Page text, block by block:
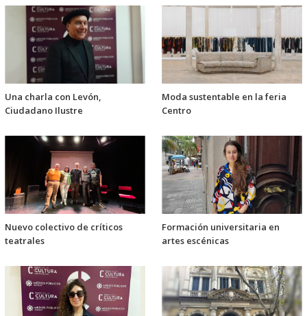
Una charla con Levón,
Ciudadano Ilustre
Moda sustentable en la feria
Centro
Nuevo colectivo de críticos
teatrales
Formación universitaria en
artes escénicas